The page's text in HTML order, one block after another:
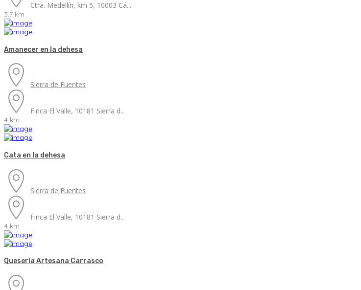
Ctra. Medellín, km 5, 10003 Cá...
3.7 km
Amanecer en la dehesa
Sierra de Fuentes
Finca El Valle, 10181 Sierra d...
4 km
Cata en la dehesa
Sierra de Fuentes
Finca El Valle, 10181 Sierra d...
4 km
Quesería Artesana Carrasco